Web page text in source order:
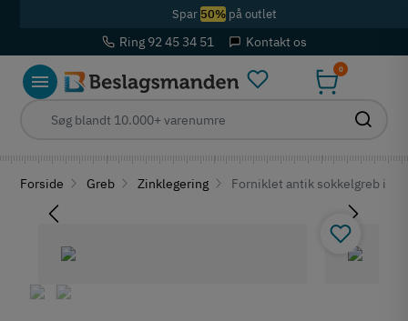
Spar 50%på outlet
Ring 92 45 34 51 Kontakt os
0
Forside Greb Zinklegering Forniklet antik sokkelgreb i